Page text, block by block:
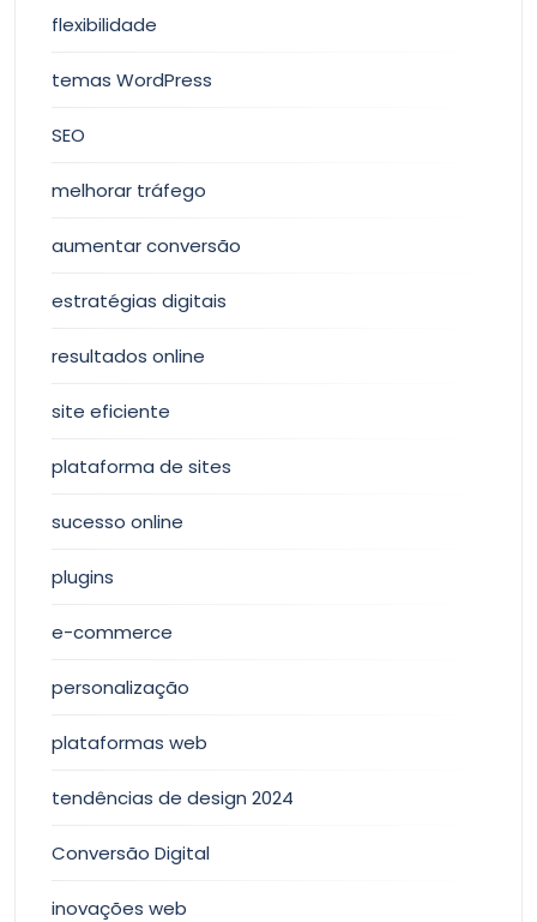
flexibilidade
temas WordPress
SEO
melhorar tráfego
aumentar conversão
estratégias digitais
resultados online
site eficiente
plataforma de sites
sucesso online
plugins
e-commerce
personalização
plataformas web
tendências de design 2024
Conversão Digital
inovações web